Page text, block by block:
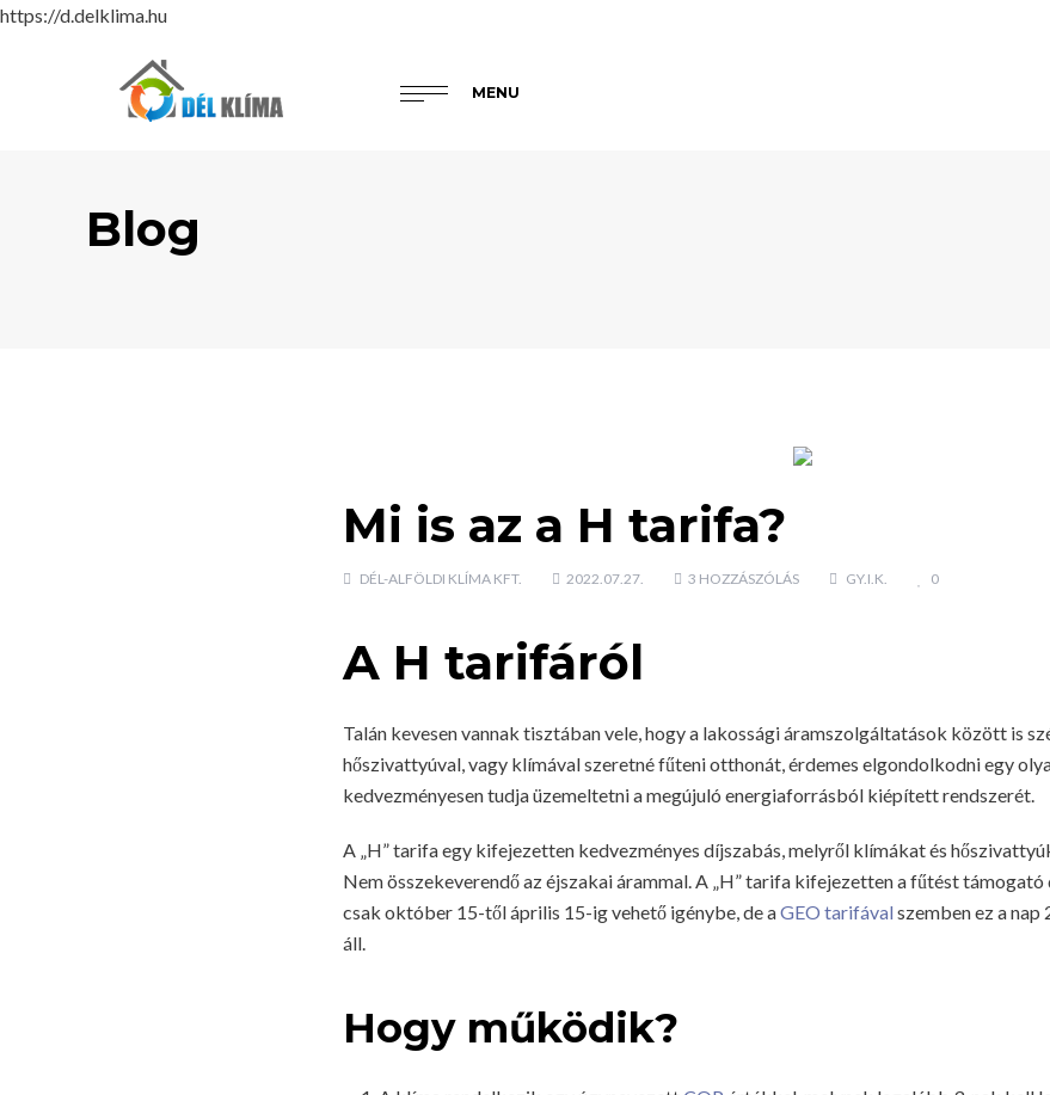
https://d.delklima.hu
MENU
Blog
Mi is az a H tarifa?
DÉL-ALFÖLDI KLÍMA KFT. 2022.07.27. 3 HOZZÁSZÓLÁS GY.I.K. 0
A H tarifáról
Talán kevesen vannak tisztában vele, hogy a lakossági áramszolgáltatások között is
hőszivattyúval, vagy klímával szeretné fűteni otthonát, érdemes elgondolkodni egy
kedvezményesen tudja üzemeltetni a megújuló energiaforrásból kiépített rendszerét.
A „H” tarifa egy kifejezetten kedvezményes díjszabás, melyről klímákat és
Nem összekeverendő az éjszakai árammal. A „H” tarifa kifejezetten a fűtést
csak október 15-től április 15-ig vehető igénybe, de aGEO tarifával szemben ez a
áll.
Hogy működik?